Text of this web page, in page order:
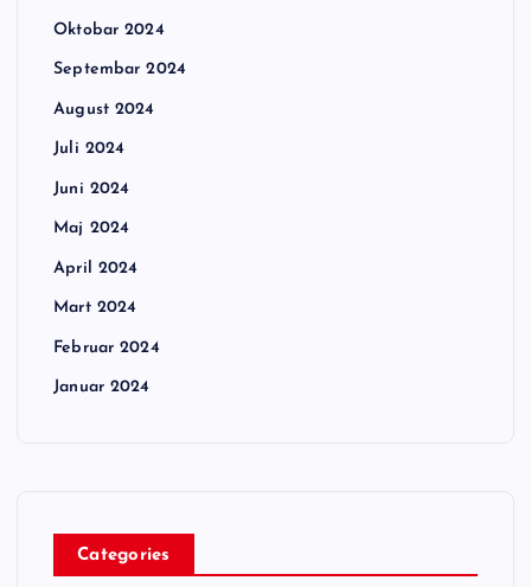
Oktobar 2024
Septembar 2024
August 2024
Juli 2024
Juni 2024
Maj 2024
April 2024
Mart 2024
Februar 2024
Januar 2024
Categories